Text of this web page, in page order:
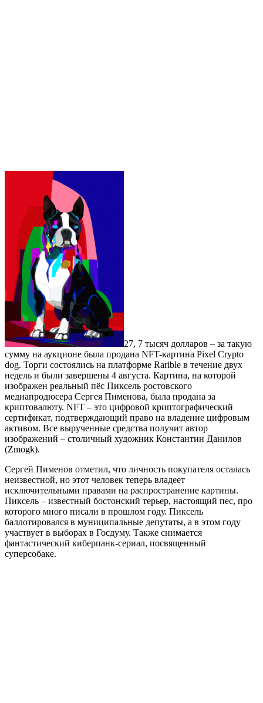
27, 7 тысяч долларов – за такую
сумму на аукционе была продана NFT-картина Pixel Crypto
dog. Торги состоялись на платформе Rarible в течение двух
недель и были завершены 4 августа. Картина, на которой
изображен реальный пёс Пиксель ростовского
медиапродюсера Сергея Пименова, была продана за
криптовалюту. NFT – это цифровой криптографический
сертификат, подтверждающий право на владение цифровым
активом. Все вырученные средства получит автор
изображений – столичный художник Константин Данилов
(Zmogk).
Сергей Пименов отметил, что личность покупателя осталась
неизвестной, но этот человек теперь владеет
исключительными правами на распространение картины.
Пиксель – известный бостонский терьер, настоящий пес, про
которого много писали в прошлом году. Пиксель
баллотировался в муниципальные депутаты, а в этом году
участвует в выборах в Госдуму. Также снимается
фантастический киберпанк-сериал, посвященный
суперсобаке.